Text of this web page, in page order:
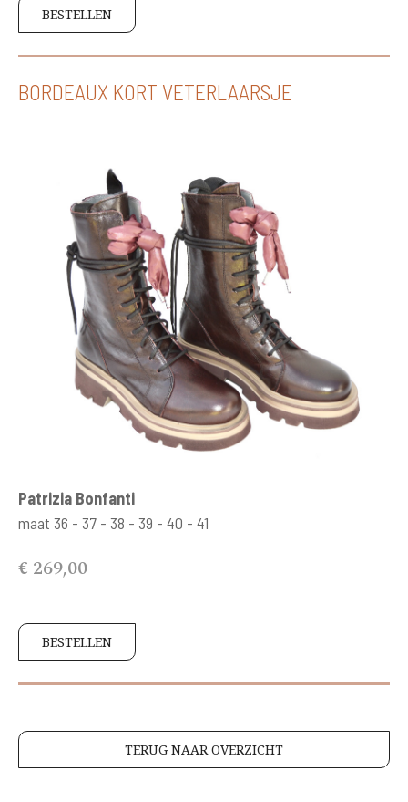
BESTELLEN
BORDEAUX KORT VETERLAARSJE
Patrizia Bonfanti
maat 36 - 37 - 38 - 39 - 40 - 41
€ 269,00
BESTELLEN
TERUG NAAR OVERZICHT